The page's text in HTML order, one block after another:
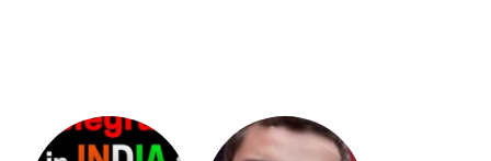
భగవంతుని
కేజీఎఫ్